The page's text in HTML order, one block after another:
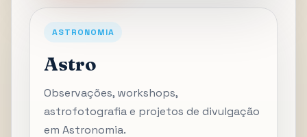
ASTRONOMIA
Astro
Observações, workshops,
astrofotografia e projetos de divulgação
em Astronomia.